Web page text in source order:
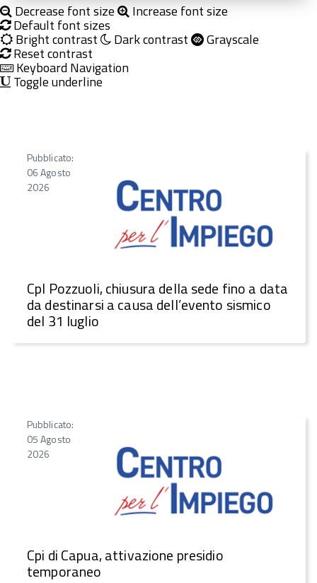
Decrease font size Increase font size
Default font sizes
Bright contrast Dark contrast Grayscale
Reset contrast
Keyboard Navigation
Toggle underline
Pubblicato:
06 Agosto
2026
CpI Pozzuoli, chiusura della sede fino a data
da destinarsi a causa dell’evento sismico
del 31 luglio
Pubblicato:
05 Agosto
2026
Cpi di Capua, attivazione presidio
temporaneo